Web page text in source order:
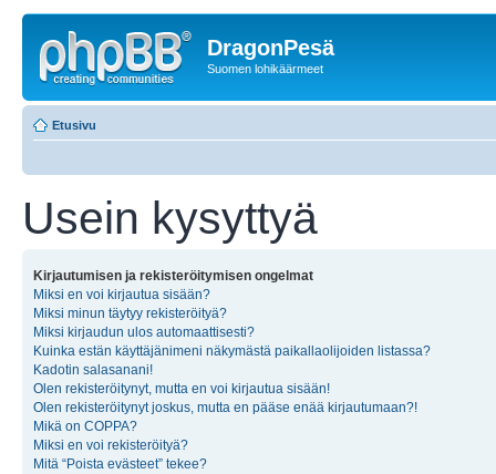
DragonPesä
Suomen lohikäärmeet
Etusivu
Usein kysyttyä
Kirjautumisen ja rekisteröitymisen ongelmat
Miksi en voi kirjautua sisään?
Miksi minun täytyy rekisteröityä?
Miksi kirjaudun ulos automaattisesti?
Kuinka estän käyttäjänimeni näkymästä paikallaolijoiden listassa?
Kadotin salasanani!
Olen rekisteröitynyt, mutta en voi kirjautua sisään!
Olen rekisteröitynyt joskus, mutta en pääse enää kirjautumaan?!
Mikä on COPPA?
Miksi en voi rekisteröityä?
Mitä “Poista evästeet” tekee?